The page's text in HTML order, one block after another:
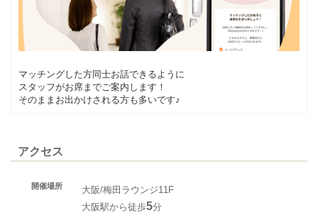
マッチングした方同士お話できるように
スタッフがお席までご案内します！
そのままお出かけされる方も多いです♪
アクセス
開催場所
大阪/梅田ラウンジ11F
大阪駅から徒歩5分